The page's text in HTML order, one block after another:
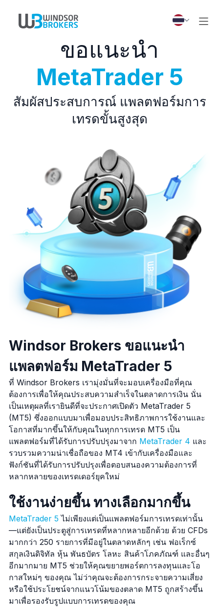
ขอแนะนำ
MetaTrader 5
สัมผัสประสบการณ์ แพลตฟอร์มการ
เทรดขั้นสูงสุด
Windsor Brokers ขอแนะนำ
แพลตฟอร์ม MetaTrader 5
ที่ Windsor Brokers เรามุ่งมั่นที่จะมอบเครื่องมือที่คุณ
ต้องการเพื่อให้คุณประสบความสำเร็จในตลาดการเงิน นั่น
เป็นเหตุผลที่เรายินดีที่จะประกาศเปิดตัว MetaTrader 5
(MT5) ซึ่งออกแบบมาเพื่อมอบประสิทธิภาพการใช้งานและ
โอกาสที่มากขึ้นให้กับคุณในทุกการเทรด MT5 เป็น
แพลตฟอร์มที่ได้รับการปรับปรุงมาจาก MetaTrader 4 และ
รวบรวมความน่าเชื่อถือของ MT4 เข้ากับเครื่องมือและ
ฟังก์ชันที่ได้รับการปรับปรุงเพื่อตอบสนองความต้องการที่
หลากหลายของเทรดเดอร์ยุคใหม่
ใช้งานง่ายขึ้น ทางเลือกมากขึ้น
MetaTrader 5 ไม่เพียงแต่เป็นแพลตฟอร์มการเทรดเท่านั้น
—แต่ยังเป็นประตูสู่การเทรดที่หลากหลายอีกด้วย ด้วย CFDs
มากกว่า 250 รายการที่มีอยู่ในตลาดหลักๆ เช่น ฟอเร็กซ์
สกุลเงินดิจิทัล หุ้น พันธบัตร โลหะ สินค้าโภคภัณฑ์ และอื่นๆ
อีกมากมาย MT5 ช่วยให้คุณขยายพอร์ตการลงทุนและโอ
กาสใหม่ๆ ของคุณ ไม่ว่าคุณจะต้องการกระจายความเสี่ยง
หรือใช้ประโยชน์จากแนวโน้มของตลาด MT5 ถูกสร้างขึ้น
มาเพื่อรองรับรูปแบบการเทรดของคุณ